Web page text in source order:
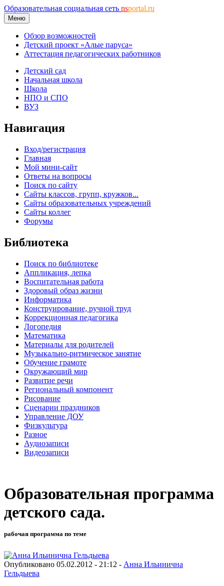
Образовательная социальная сеть nsportal.ru
Меню
Обзор возможностей
Детский проект «Алые паруса»
Аттестация педагогических работников
Детский сад
Начальная школа
Школа
НПО и СПО
ВУЗ
Навигация
Вход/регистрация
Главная
Мой мини-сайт
Ответы на вопросы
Поиск по сайту
Сайты классов, групп, кружков...
Сайты образовательных учреждений
Сайты коллег
Форумы
Библиотека
Поиск по библиотеке
Аппликация, лепка
Воспитательная работа
Здоровый образ жизни
Информатика
Конструирование, ручной труд
Коррекционная педагогика
Логопедия
Математика
Материалы для родителей
Музыкально-ритмическое занятие
Обучение грамоте
Окружающий мир
Развитие речи
Региональный компонент
Рисование
Сценарии праздников
Управление ДОУ
Физкультура
Разное
Аудиозаписи
Видеозаписи
Образовательная программа
детского сада.
рабочая программа по теме
Опубликовано 05.02.2012 - 21:12 - Анна Ильинична
Гельдыева